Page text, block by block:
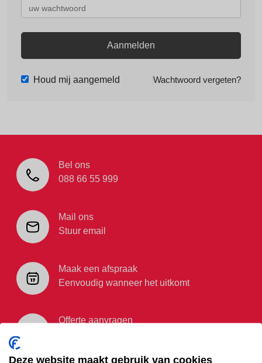
Aanmelden
Houd mij aangemeld Wachtwoord vergeten?
Bel ons
088 66 55 999
Mail ons
Stuur email
Maak een afspraak
Eenvoudig wanneer het uitkomt
Offerte aanvragen
Deze website maakt gebruik van cookies